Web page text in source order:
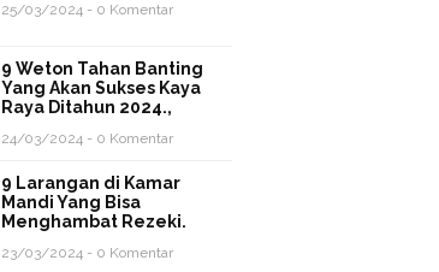
25/03/2024 - 0 Komentar
9 Weton Tahan Banting
Yang Akan Sukses Kaya
Raya Ditahun 2024.,
24/03/2024 - 0 Komentar
9 Larangan di Kamar
Mandi Yang Bisa
Menghambat Rezeki.
23/03/2024 - 0 Komentar